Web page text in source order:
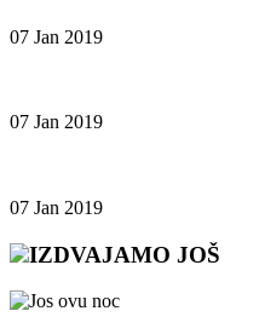
07 Jan 2019
07 Jan 2019
07 Jan 2019
IZDVAJAMO JOŠ